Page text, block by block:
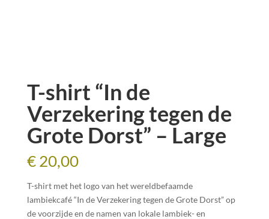
T-shirt “In de
Verzekering tegen de
Grote Dorst” – Large
€20,00
T-shirt met het logo van het wereldbefaamde
lambiekcafé “In de Verzekering tegen de Grote Dorst” op
de voorzijde en de namen van lokale lambiek- en